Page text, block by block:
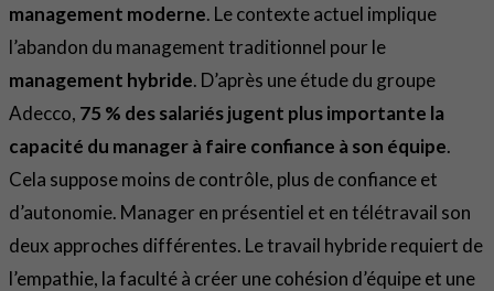
management moderne. Le contexte actuel implique
l’abandon du management traditionnel pour le
management hybride. D’après une étude du groupe
Adecco, 75 % des salariés jugent plus importante la
capacité du manager à faire confiance à son équipe.
Cela suppose moins de contrôle, plus de confiance et
d’autonomie. Manager en présentiel et en télétravail son
deux approches différentes. Le travail hybride requiert de
l’empathie, la faculté à créer une cohésion d’équipe et une